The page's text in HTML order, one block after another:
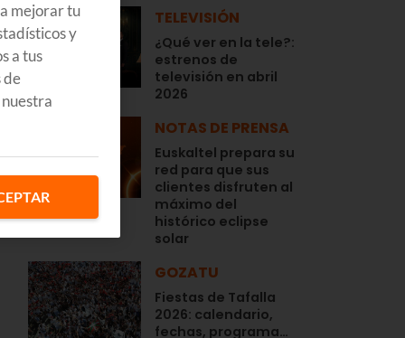
TELEVISIÓN
¿Qué ver en la tele?:
estrenos de
televisión en abril
2026
NOTAS DE PRENSA
Euskaltel prepara su
red para que sus
clientes disfruten al
máximo del
histórico eclipse
solar
GOZATU
Fiestas de Tafalla
2026: calendario,
fechas, programa…
mejorar tu
y
a tus
de